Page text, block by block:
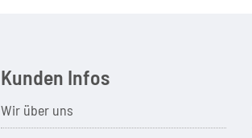
Kunden Infos
Wir über uns